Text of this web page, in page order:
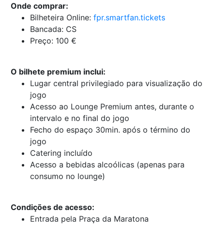
Onde comprar:
Bilheteira Online:fpr.smartfan.tickets
Bancada: CS
Preço: 100 €
O bilhete premium inclui:
Lugar central privilegiado para visualização do
jogo
Acesso ao Lounge Premium antes, durante o
intervalo e no final do jogo
Fecho do espaço 30min. após o término do
jogo
Catering incluído
Acesso a bebidas alcoólicas (apenas para
consumo no lounge)
Condições de acesso:
Entrada pela Praça da Maratona